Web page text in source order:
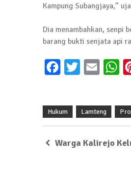
Maling Jebol
26 Juli 2025 | 10:33
News Flash
Kejari Geledah
News Flash
13 Oktober 2024 |
Kampung Subangjaya,”
Dia menambahkan, senpi
barang bukti senjata api
Facebook
Twitter
Hukum Lamteng
Warga Kalirejo